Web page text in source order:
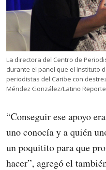
La directora del Centro de
durante el panel que el Instituto
periodistas del Caribe con
Méndez González/Latino
“Conseguir ese apoyo
uno conocía y a quién
un poquitito para que
hacer”, agregó el